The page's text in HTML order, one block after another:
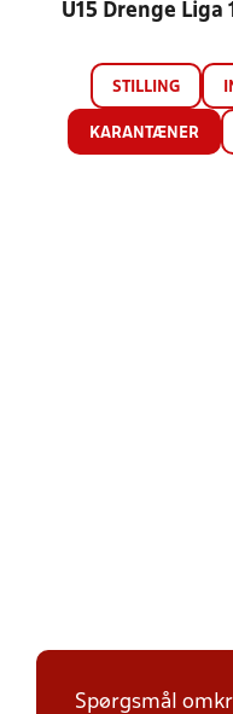
U15 Drenge Liga
STILLING
KARANTÆNER
Spørgsmål